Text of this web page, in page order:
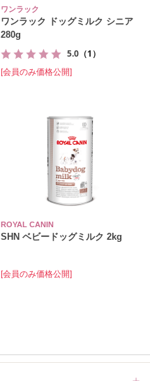
ワンラック
ワンラック ドッグミルク シニア
280g
5.0 （1）
[会員のみ価格公開]
ROYAL CANIN
SHN ベビードッグミルク 2kg
[会員のみ価格公開]